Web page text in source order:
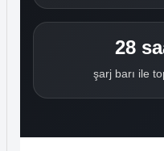
28
şarj barı ile